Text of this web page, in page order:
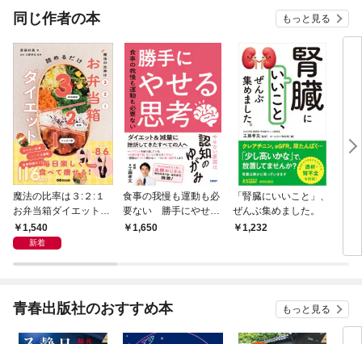
同じ作者の本 もっと見る
魔法の比率は３:２:１
お弁当箱ダイエット―
―毎日楽しく食べて痩
せる１１６レシピ
1,540
新着
食事の我慢も運動も必
要ない 勝手にやせる
思考1,650
「腎臓にいいこと」、
ぜんぶ集めました。
1,232
青春出版社のおすすめ本 もっと見る